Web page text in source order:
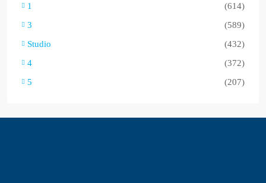
1
(614)
3
(589)
Studio
(432)
4
(372)
5
(207)